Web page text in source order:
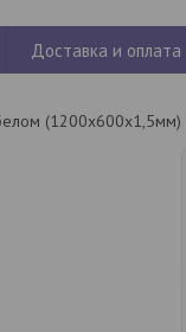
Доставка и оплата
(1200х600х1,5мм)